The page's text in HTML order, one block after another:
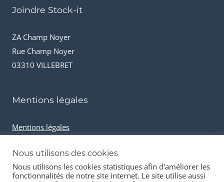
Joindre Stock-it
ZA Champ Noyer
Rue Champ Noyer
03310 VILLEBRET
Mentions légales
Mentions légales
Cookies et données personnelles
Nous utilisons des cookies
Nous utilisons les cookies statistiques afin d'améliorer les
fonctionnalités de notre site internet. Le site utilise aussi